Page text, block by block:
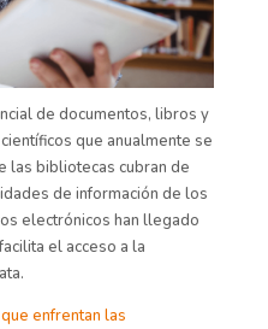
de documentos, libros y
que anualmente se
las bibliotecas cubran de
de información de los
electrónicos han llegado
el acceso a la
enfrentan las